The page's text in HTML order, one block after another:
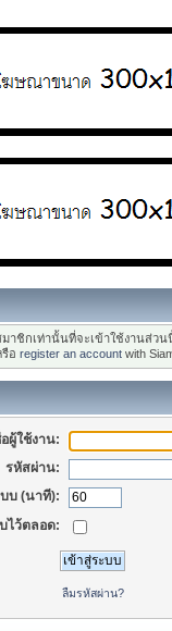
มาชิกเท่านั้นที่จะเข้าใช้งานส่วน
อ register an account with
ผู้ใช้งาน:
รหัสผ่าน:
บ (นาที):
ไว้ตลอด:
ลืมรหัสผ่าน?